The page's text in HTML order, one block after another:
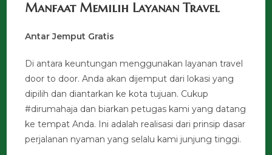
Manfaat Memilih Layanan Travel
Antar Jemput Gratis
Di antara keuntungan menggunakan layanan travel
door to door. Anda akan dijemput dari lokasi yang
dipilih dan diantarkan ke kota tujuan. Cukup
#dirumahaja dan biarkan petugas kami yang datang
ke tempat Anda. Ini adalah realisasi dari prinsip dasar
perjalanan nyaman yang selalu kami junjung tinggi.